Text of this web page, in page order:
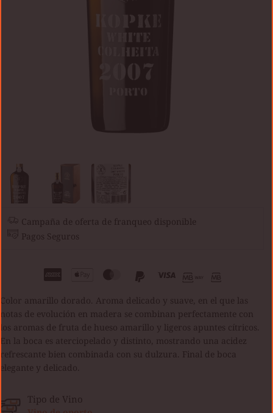
Campaña de oferta de franqueo disponible
Pagos Seguros
Color amarillo dorado. Aroma delicado y suave, en el que las
notas de evolución en madera se combinan perfectamente con
los aromas de fruta de hueso amarillo y ligeros apuntes cítricos.
En la boca es aterciopelado y distinto, mostrando una acidez
refrescante bien combinada con su dulzura. Final de boca
elegante y delicado.
Tipo de Vino